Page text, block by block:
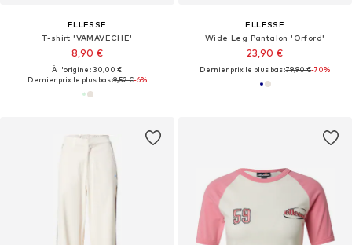
ELLESSE
T-shirt 'VAMAVECHE'
8,90 €
À l'origine : 30,00 €
Dernier prix le plus bas :9,52 €-6%
ELLESSE
Wide Leg Pantalon 'Orford'
23,90 €
Dernier prix le plus bas :79,90 €-70%